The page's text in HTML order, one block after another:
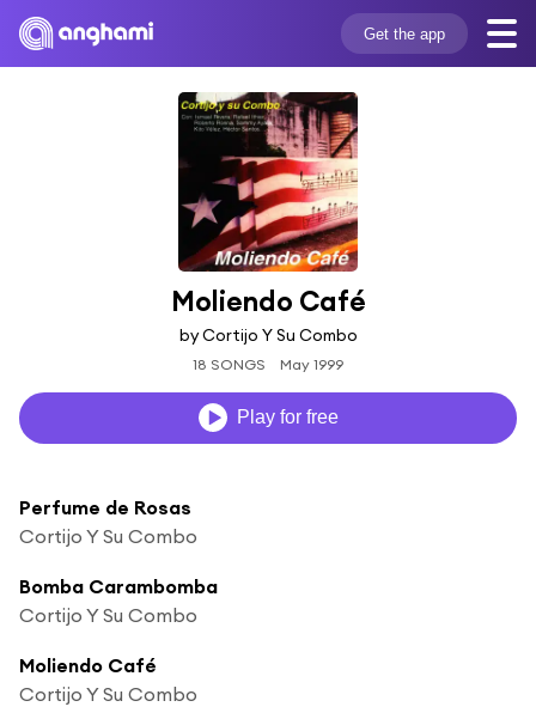
Get the app
Moliendo Café
by Cortijo Y Su Combo
18 SONGS May 1999
Play for free
Perfume de Rosas
Cortijo Y Su Combo
Bomba Carambomba
Cortijo Y Su Combo
Moliendo Café
Cortijo Y Su Combo